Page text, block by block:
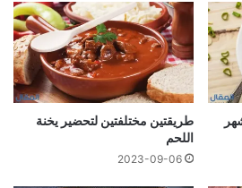
طريقتين مختلفتين لتحضير يخنة
اللحم
2023-09-06